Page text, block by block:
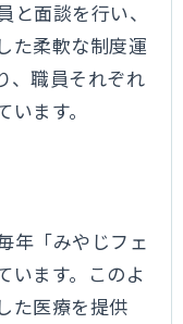
面談を行い、
た柔軟な制度運
、職員それぞれ
ます。
年「みやじフェ
います。このよ
た医療を提供